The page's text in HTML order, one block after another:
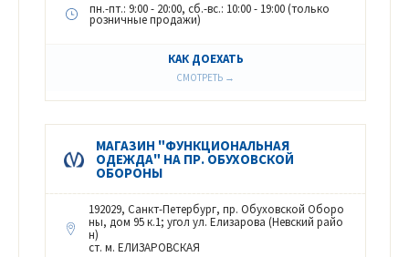
пн.-пт.: 9:00 - 20:00, сб.-вс.: 10:00 - 19:00 (только
розничные продажи)
КАК ДОЕХАТЬ
СМОТРЕТЬ →
МАГАЗИН "ФУНКЦИОНАЛЬНАЯ
ОДЕЖДА" НА ПР. ОБУХОВСКОЙ
ОБОРОНЫ
192029, Санкт-Петербург, пр. Обуховской Оборо
ны, дом 95 к.1; угол ул. Елизарова (Невский райо
н)
ст. м. ЕЛИЗАРОВСКАЯ